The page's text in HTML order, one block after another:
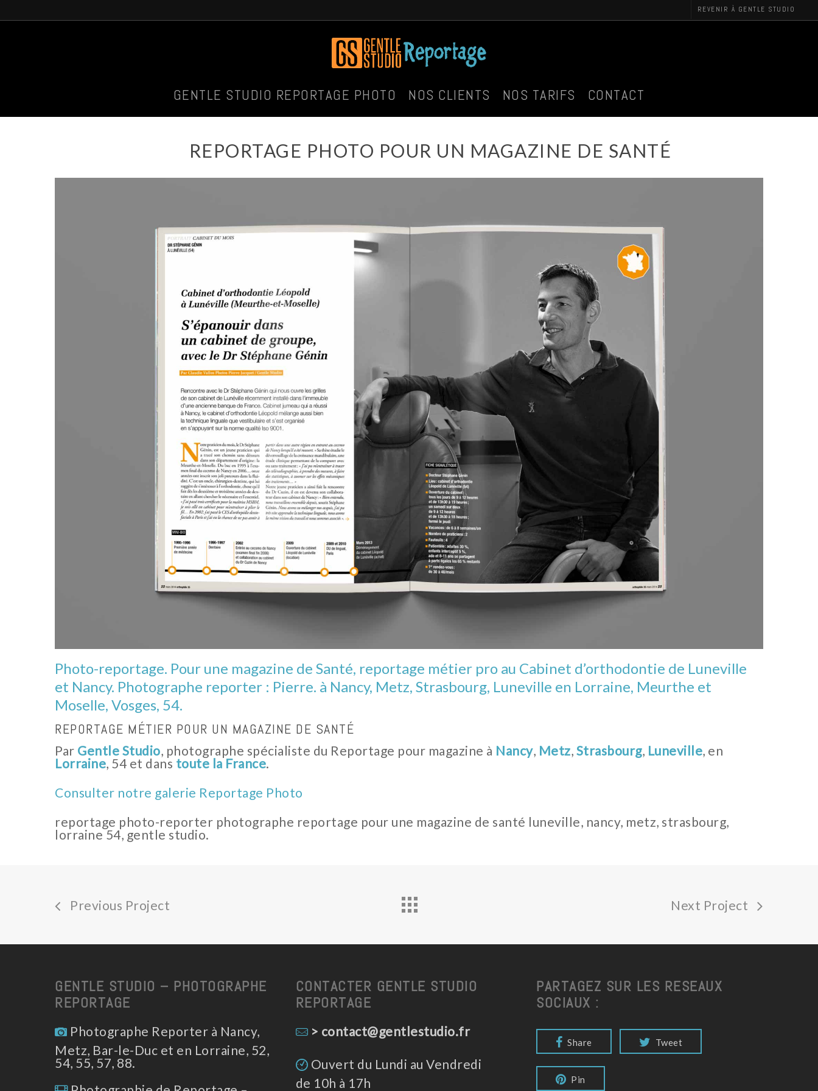
REVENIR À GENTLE STUDIO
GENTLE STUDIO REPORTAGE PHOTO NOS CLIENTS NOS TARIFS CONTACT
REPORTAGE PHOTO POUR UN MAGAZINE DE SANTÉ
Photo-reportage. Pour une magazine de Santé, reportage métier pro au Cabinet d’orthodontie de Luneville
et Nancy. Photographe reporter : Pierre. à Nancy, Metz, Strasbourg, Luneville en Lorraine, Meurthe et
Moselle, Vosges, 54.
REPORTAGE MÉTIER POUR UN MAGAZINE DE SANTÉ
Par Gentle Studio, photographe spécialiste du Reportage pour magazine à Nancy, Metz, Strasbourg, Luneville, en
Lorraine, 54 et dans toute la France.
Consulter notre galerie Reportage Photo
reportage photo-reporter photographe reportage pour une magazine de santé luneville, nancy, metz, strasbourg,
lorraine 54, gentle studio.
Previous Project Next Project
GENTLE STUDIO – PHOTOGRAPHE
REPORTAGE
Photographe Reporter à Nancy,
Metz, Bar-le-Duc et en Lorraine, 52,
54, 55, 57, 88.
CONTACTER GENTLE STUDIO
REPORTAGE
> contact@gentlestudio.fr
Ouvert du Lundi au Vendredi
de 10h à 17h
PARTAGEZ SUR LES RESEAUX
SOCIAUX :
Share Tweet
Pin